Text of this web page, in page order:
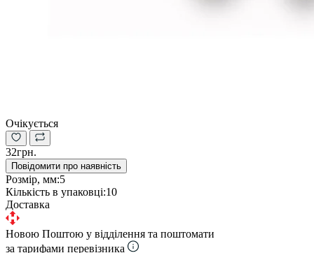
Очікується
32грн.
Повідомити про наявність
Розмір, мм:5
Кількість в упаковці:10
Доставка
Новою Поштою у відділення та поштомати
за тарифами перевізника